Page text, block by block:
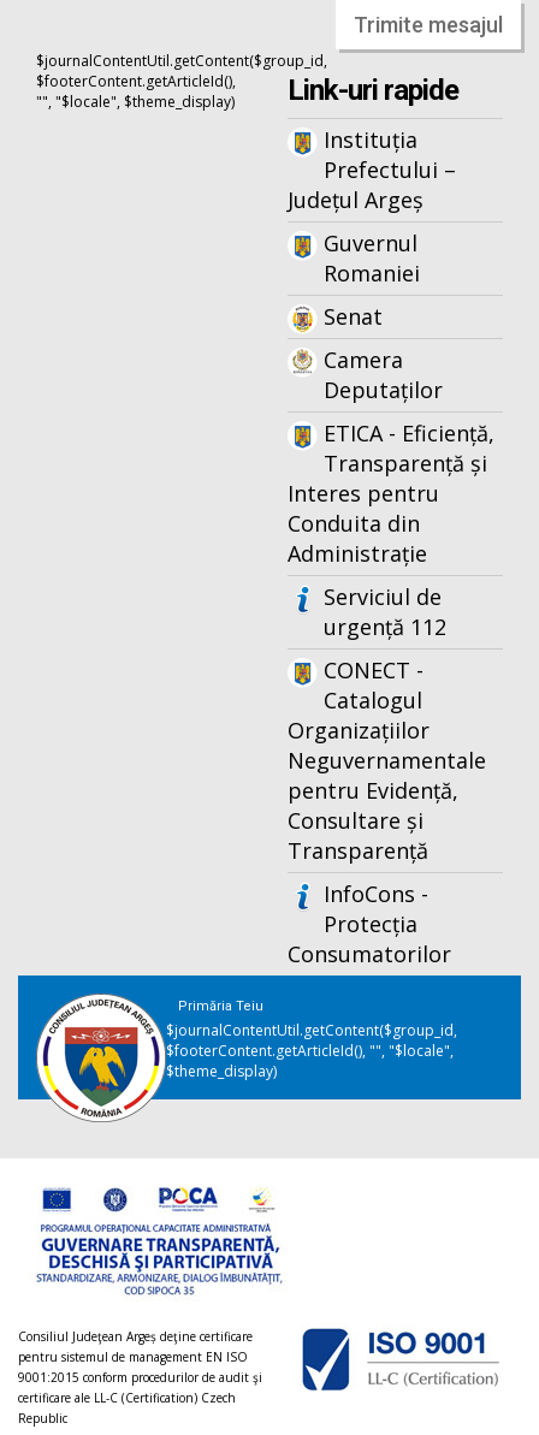
Trimite mesajul
$journalContentUtil.getContent($group_id,
$footerContent.getArticleId(),
"", "$locale", $theme_display)
Link-uri rapide
Instituția
Prefectului –
Județul Argeș
Guvernul
Romaniei
Senat
Camera
Deputaților
ETICA - Eficiență,
Transparență și
Interes pentru
Conduita din
Administrație
Serviciul de
urgență 112
CONECT -
Catalogul
Organizațiilor
Neguvernamentale
pentru Evidență,
Consultare și
Transparență
InfoCons -
Protecția
Consumatorilor
Primăria Teiu
$journalContentUtil.getContent($group_id,
$footerContent.getArticleId(), "", "$locale",
$theme_display)
Consiliul Judeţean Argeș deţine certificare
pentru sistemul de management EN ISO
9001:2015 conform procedurilor de audit şi
certificare ale LL-C (Certification) Czech
Republic